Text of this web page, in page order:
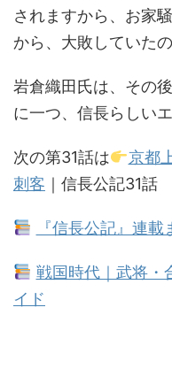
されますから、お家
から、大敗していた
岩倉織田氏は、その
に一つ、信長らしい
次の第31話は
京都
刺客 ｜信長公記31話
『信長公記』連載
戦国時代｜武将・
イド